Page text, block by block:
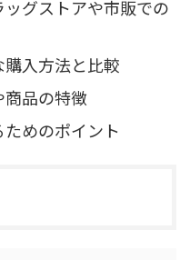
グストアや市販での
入方法と比較
品の特徴
めのポイント